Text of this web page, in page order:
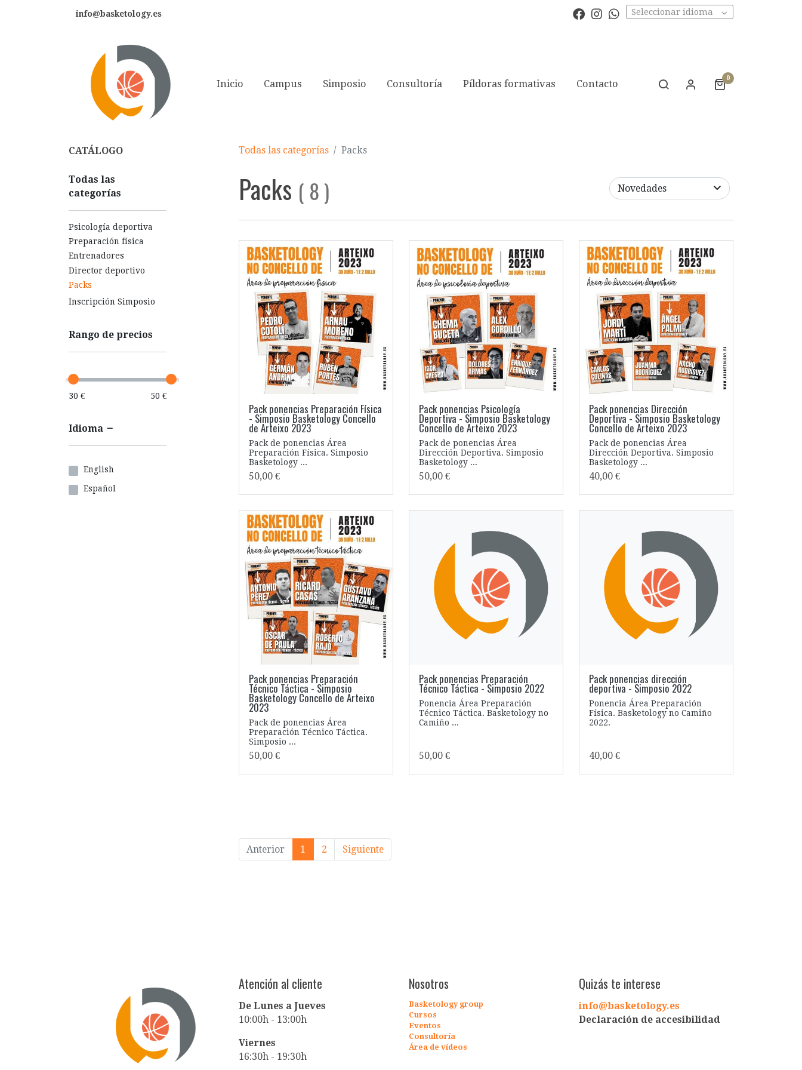
info@basketology.es Seleccionar idioma
Inicio Campus Simposio Consultoría Píldoras formativas Contacto 0
CATÁLOGO
Todas las
categorías
Psicología deportiva
Preparación física
Entrenadores
Director deportivo
Packs
Inscripción Simposio
Rango de precios
30 € 50 €
Idioma
English
Español
Todas las categorías Packs
Packs ( 8 ) Novedades
Pack ponencias Preparación Física
- Simposio Basketology Concello
de Arteixo 2023
Pack de ponencias Área
Preparación Física. Simposio
Basketology ...
50,00 €
Pack ponencias Psicología
Deportiva - Simposio Basketology
Concello de Arteixo 2023
Pack de ponencias Área
Dirección Deportiva. Simposio
Basketology ...
50,00 €
Pack ponencias Dirección
Deportiva - Simposio Basketology
Concello de Arteixo 2023
Pack de ponencias Área
Dirección Deportiva. Simposio
Basketology ...
40,00 €
Pack ponencias Preparación
Técnico Táctica - Simposio
Basketology Concello de Arteixo
2023
Pack de ponencias Área
Preparación Técnico Táctica.
Simposio ...
50,00 €
Pack ponencias Preparación
Técnico Táctica - Simposio 2022
Ponencia Área Preparación
Técnico Táctica. Basketology no
Camiño ...
50,00 €
Pack ponencias dirección
deportiva - Simposio 2022
Ponencia Área Preparación
Física. Basketology no Camiño
2022.
40,00 €
Anterior 1 2 Siguiente
Atención al cliente
De Lunes a Jueves
10:00h - 13:00h
Viernes
16:30h - 19:30h
Nosotros
Basketologygroup
Cursos
Eventos
Consultoría
Área de vídeos
Quizás te interese
info@basketology.es
Declaración de accesibilidad